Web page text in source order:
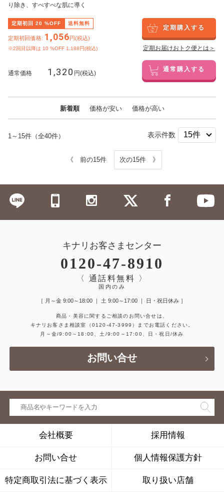
り除き、すべすべな肌に導く
定期初回 20 %OFF 送料無料
定期初回価格: 1,056円(税込)
※2回目以降は 10 %OFF 1,188円(税込)
定期購入する
定期お届けおトク便とは＞
通常価格 1,320 円(税込) 通常購入する
新着順 価格が安い 価格が高い
1～15件（全40件） 表示件数
《 前の15件 次の15件 》
キナリお客さまセンター
0120-47-8910
〈 通話料無料 〉
国内のみ
［ 月～金 9:00～18:00 ｜ 土 9:00～17:00 ｜ 日・祝日休み ］
商品・美容に関するご相談のお問い合せは、
キナリお客さま相談室
（0120-47-3999）
までお電話ください。
月～金/9:00～18:00、土/9:00～17:00、日・祝日/休み
お問い合せ
会社概要 採用情報
お問い合せ 個人情報保護方針
特定商取引法に基づく表示 取り扱い店舗